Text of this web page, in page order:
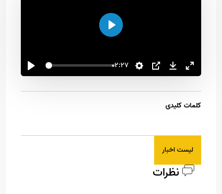
02:27
اجرا
کلمات کلیدی
لیست اخبار
نظرات